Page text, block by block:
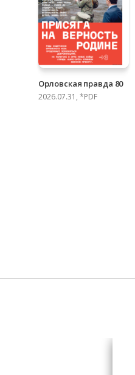
Орловская правда 80
2026.07.31, *PDF